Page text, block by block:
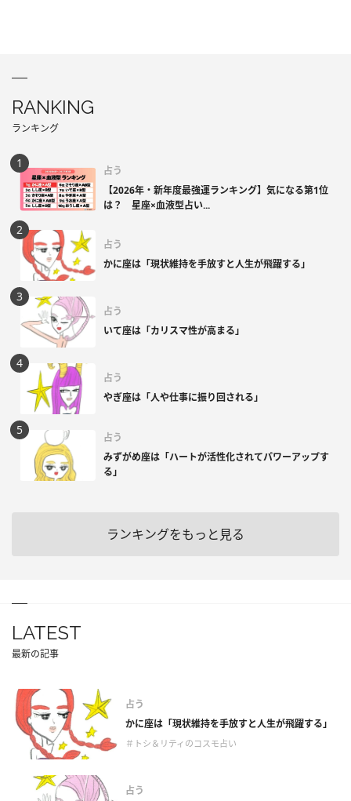
RANKING
ランキング
占う
【2026年・新年度最強運ランキング】気になる第1位
は？ 星座×血液型占い...
占う
かに座は「現状維持を手放すと人生が飛躍する」
占う
いて座は「カリスマ性が高まる」
占う
やぎ座は「人や仕事に振り回される」
占う
みずがめ座は「ハートが活性化されてパワーアップす
る」
ランキングをもっと見る
LATEST
最新の記事
占う
かに座は「現状維持を手放すと人生が飛躍する」
＃トシ＆リティのコスモ占い
占う